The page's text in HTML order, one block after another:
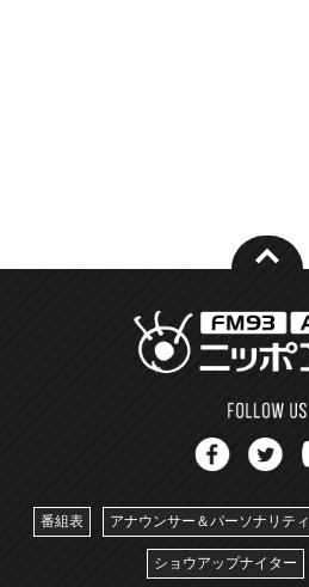
番組表 アナウンサー＆パーソナリテ
ショウアップナイター